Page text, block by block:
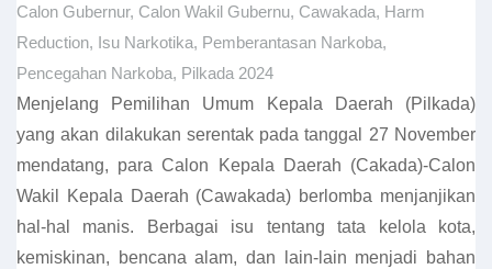
Calon Gubernur, Calon Wakil Gubernu, Cawakada, Harm
Reduction, Isu Narkotika, Pemberantasan Narkoba,
Pencegahan Narkoba, Pilkada 2024
Menjelang Pemilihan Umum Kepala Daerah (Pilkada)
yang akan dilakukan serentak pada tanggal 27 November
mendatang, para Calon Kepala Daerah (Cakada)-Calon
Wakil Kepala Daerah (Cawakada) berlomba menjanjikan
hal-hal manis. Berbagai isu tentang tata kelola kota,
kemiskinan, bencana alam, dan lain-lain menjadi bahan